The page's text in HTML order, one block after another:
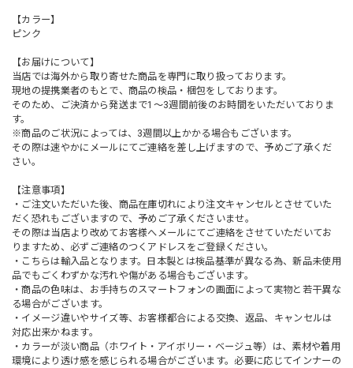
【カラー】
ピンク
【お届けについて】
当店では海外から取り寄せた商品を専門に取り扱っております。
現地の提携業者のもとで、商品の検品・梱包をしております。
そのため、ご決済から発送まで1～3週間前後のお時間をいただいておりま
す。
※商品のご状況によっては、3週間以上かかる場合もございます。
その際は速やかにメールにてご連絡を差し上げますので、予めご了承くだ
さい。
【注意事項】
・ご注文いただいた後、商品在庫切れにより注文キャンセルとさせていた
だく恐れもございますので、予めご了承くださいませ。
その際は当店より改めてお客様へメールにてご連絡をさせていただいてお
りますため、必ずご連絡のつくアドレスをご登録ください。
・こちらは輸入品となります。日本製とは検品基準が異なる為、新品未使用
品でもごくわずかな汚れや傷がある場合もございます。
・商品の色味は、お手持ちのスマートフォンの画面によって実物と若干異な
る場合がございます。
・イメージ違いやサイズ等、お客様都合による交換、返品、キャンセルは
対応出来かねます。
・カラーが淡い商品（ホワイト・アイボリー・ベージュ等）は、素材や着用
環境により透け感を感じられる場合がございます。必要に応じてインナーの